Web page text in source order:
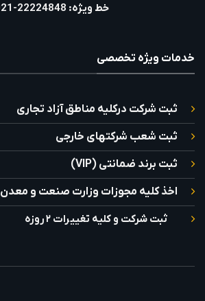
خط ویژه: 22224848-021
خدمات ویژه تخصصی
ثبت شرکت درکلیه مناطق آزاد تجاری
ثبت شعب شرکتهای خارجی
ثبت برند ضمانتی (VIP)
اخذ کلیه مجوزات وزارت صنعت و معدن
ثبت شرکت و کلیه تغییرات ۲ روزه